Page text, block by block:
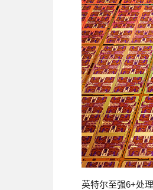
英特尔至强6+处